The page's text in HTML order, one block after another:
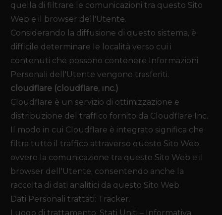
quella di filtrare le comunicazioni tra questo Sito
Web e il browser dell'Utente.
Considerando la diffusione di questo sistema, è
difficile determinare le località verso cui i
contenuti che possono contenere Informazioni
Personali dell'Utente vengono trasferiti.
Cloudflare (Cloudflare, Inc.)
Cloudflare è un servizio di ottimizzazione e
distribuzione del traffico fornito da Cloudflare Inc.
Il modo in cui Cloudflare è integrato significa che
filtra tutto il traffico attraverso questo Sito Web,
ovvero la comunicazione tra questo Sito Web e il
browser dell'Utente, consentendo anche la
raccolta di dati analitici da questo Sito Web.
Dati Personali trattati: Tracker.
Luogo di trattamento: Stati Uniti – Informativa